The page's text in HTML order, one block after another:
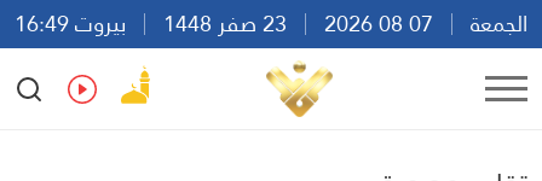
الجمعة
بيروت 16:49
Ar
En Fr Es